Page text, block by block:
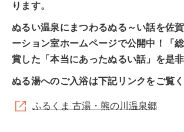
ります。
ぬるい温泉にまつわるぬる～い話を佐
ーション室ホームページで公開中！「
賞した「本当にあったぬるい話」を是
ぬる湯へのご入浴は下記リンクをご覧く
ふるくま 古湯・熊の川温泉郷